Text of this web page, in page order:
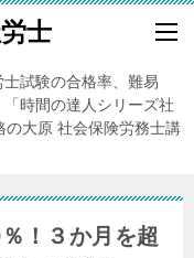
士
士試験の合格率、難易
時間の達人シリーズ社
大原 社会保険労務士講
！３か月を超